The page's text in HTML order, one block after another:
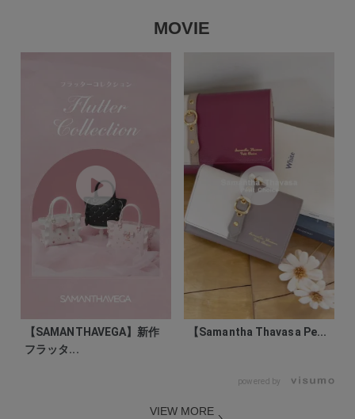
MOVIE
【SAMANTHAVEGA】新作
フラッタ...
【Samantha Thavasa Pe...
powered by
VIEW MORE